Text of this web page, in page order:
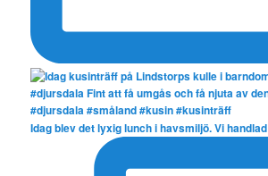
Idag blev det lyxig lunch i havsmiljö. Vi handlad